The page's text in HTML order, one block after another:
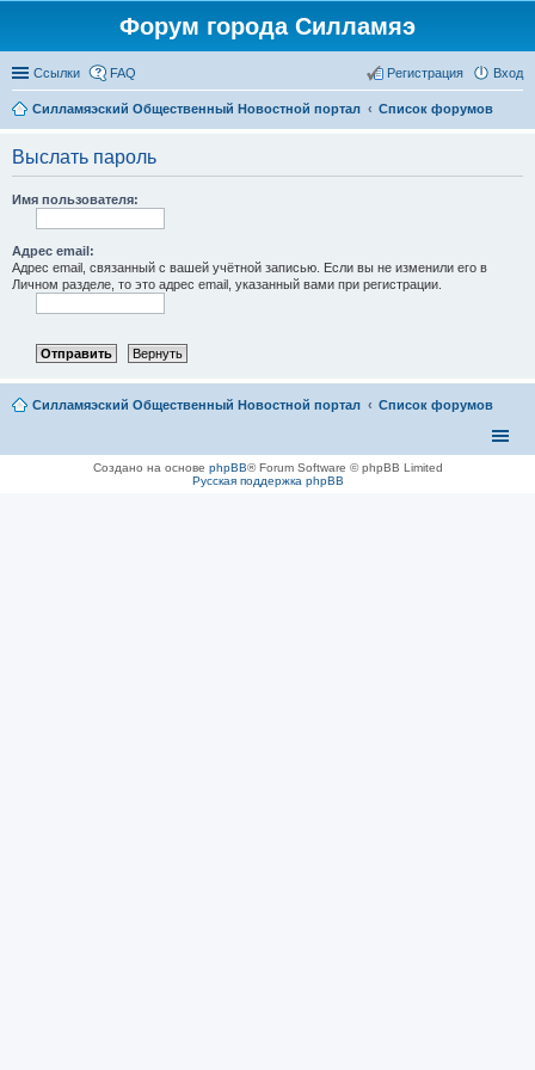
Форум города Силламяэ
Ссылки FAQ Вход
Регистрация
Силламяэский Общественный Новостной портал Список форумов
Выслать пароль
Имя пользователя:
Адрес email:
Адрес email, связанный с вашей учётной записью. Если вы не изменили его в
Личном разделе, то это адрес email, указанный вами при регистрации.
Силламяэский Общественный Новостной портал Список форумов
Создано на основе phpBB® Forum Software © phpBB Limited
Русская поддержка phpBB